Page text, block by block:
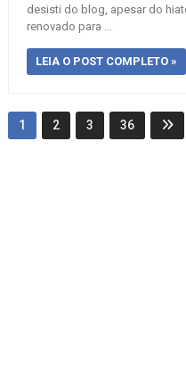
desisti do blog, apesar do
renovado para ...
LEIA O POST COMPLETO »
1 2 3 36